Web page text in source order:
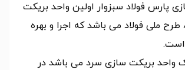
پارس فولاد سبزوار اولین واحد بریکت
سازی در بین 8 طرح ملی فولاد می باشد که اجرا و بهره
است.
واحد بریکت سازی سرد می باشد در